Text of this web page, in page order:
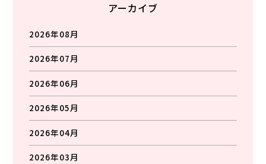
アーカイブ
2026年08月
2026年07月
2026年06月
2026年05月
2026年04月
2026年03月